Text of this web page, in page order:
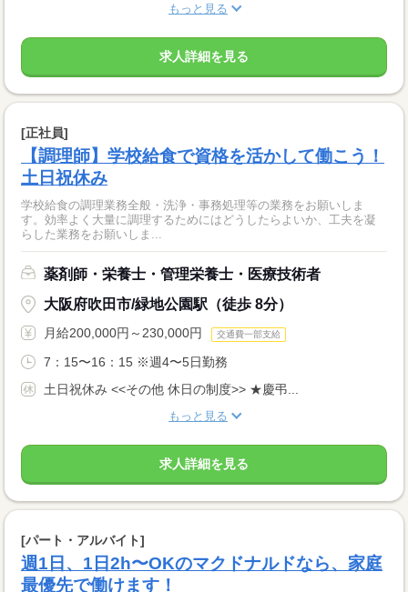
もっと見る
求人詳細を見る
[正社員]
【調理師】学校給食で資格を活かして働こう！
土日祝休み
学校給食の調理業務全般・洗浄・事務処理等の業務をお願いしま
す。効率よく大量に調理するためにはどうしたらよいか、工夫を凝
らした業務をお願いしま...
薬剤師・栄養士・管理栄養士・医療技術者
大阪府吹田市/緑地公園駅（徒歩 8分）
月給200,000円～230,000円 交通費一部支給
7：15〜16：15 ※週4〜5日勤務
土日祝休み <<その他 休日の制度>> ★慶弔...
もっと見る
求人詳細を見る
[パート・アルバイト]
週1日、1日2h〜OKのマクドナルドなら、家庭
最優先で働けます！